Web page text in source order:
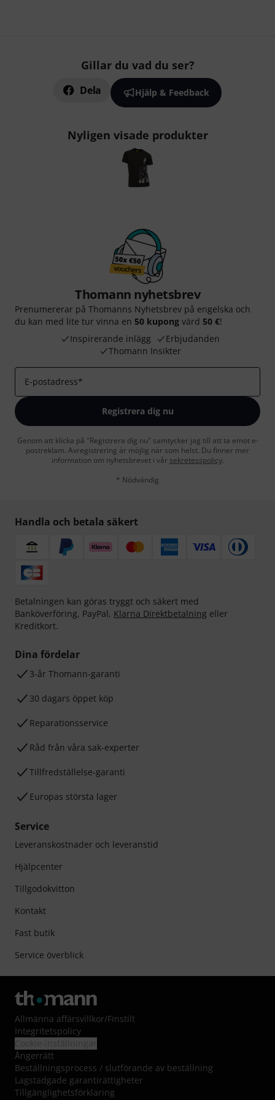
Gillar du vad du ser?
Dela Hjälp & Feedback
Nyligen visade produkter
Thomann nyhetsbrev
Prenumererar på Thomanns Nyhetsbrev på engelska och
du kan med lite tur vinna en 50 kupong värd 50 €!
Inspirerande inlägg
Erbjudanden
Thomann Insikter
E-postadress*
Registrera dig nu
Genom att klicka på "Registrera dig nu" samtycker jag till att ta emot e-
postreklam. Avregistrering är möjlig när som helst. Du finner mer
information om nyhetsbrevet i vår sekretesspolicy.
* Nödvändig
Handla och betala säkert
Betalningen kan göras tryggt och säkert med
Banköverföring, PayPal, Klarna Direktbetalning eller
Kreditkort.
Dina fördelar
3-år Thomann-garanti
30 dagars öppet köp
Reparationsservice
Råd från våra sak-experter
Tillfredställelse-garanti
Europas största lager
Service
Leveranskostnader och leveranstid
Hjälpcenter
Tillgodokvitton
Kontakt
Fast butik
Service överblick
Allmänna affärsvillkor/Finstilt
Integritetspolicy
Ångerrätt
Beställningsprocess / slutförande av beställning
Lagstadgade garantirättigheter
Tillgänglighetsförklaring